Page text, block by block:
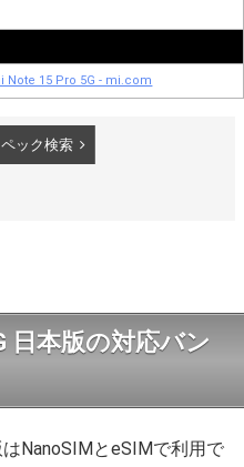
Note 15 Pro 5G ‐ mi.com
ック検索
日本版の対応バン
NanoSIMとeSIMで利用で